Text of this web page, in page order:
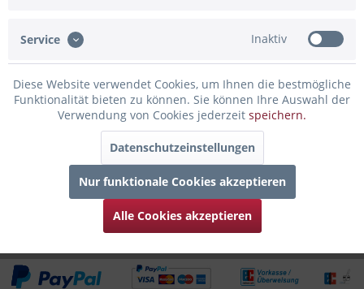
Infos zum Hersteller
Zubehör 1
Kunden kauften auch
Kunden haben sich ebenfalls angesehen
Service Inaktiv
Diese Website verwendet Cookies, um Ihnen die bestmögliche
Funktionalität bieten zu können. Sie können Ihre Auswahl der
Verwendung von Cookies jederzeit speichern.
Datenschutzeinstellungen
Nur funktionale Cookies akzeptieren
Alle Cookies akzeptieren